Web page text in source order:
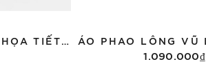
ÁO PHAO GILE KID HỌA TIẾT MJ0045-3 NHIỀU MẪU
1.090.000₫